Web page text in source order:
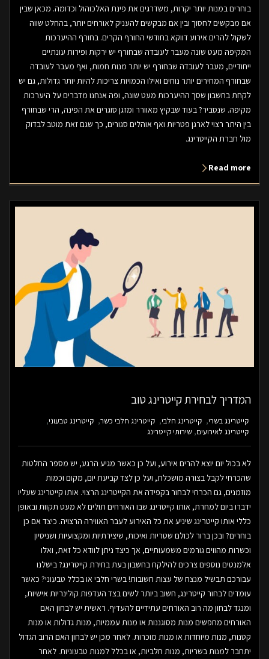
בוחרים במנות יותר יקרות, משדרגים את פינת האלכוהול וכדומה. מכאן שבין
אם מבקשים לחסוך ובין אם מבקשים להעניק לאורחים יותר, בהחלט שווה
לשקול להרים אירוע דווקא בחודשי החורף הקרים. בחורף ההיערכות
המקיפה מעט שונה מעבר לעובדה שבחורף יש ירקות ופירות עונתיים
ייחודיים, מעבר לעובדה שבחורף יש יותר מנות חמות, ואף מעבר לעובדה
שבחורף המחירים יותר נוחים ואילו הכמויות צריכות להיות יותר גדולות, גם יש
לקחת בחשבון שסך ההיערכות מעט שונה, ופה אנחנו מדברים על היערכות
מקיפה. שנסביר? בעוד שבקיץ מאוורר ומזגן סוגרים את הפינה, הרי שבחורף
בין היתר רצוי לארגן פטריות ואף אוהלים סגורים, כך שגם זאת מוטב לבדוק
מול חברת הקייטרינג.
Read more
המדריך לבחירת קייטרינג טוב
קייטרינג בשרי קייטרינג חלבי קייטרינג חלבי כשר
קייטרינג טבעוני
קייטרינג לאירועים שירותי קייטרינג
לא בכול יום יוצא להרים אירוע, ועל כן כאשר מגיע הרגע, יש מספר החלטות
שהכרחי לקבל בצורה מושכלת, ועל כן לצד קביעת יום, מקום וכמות
מוזמנים, גם הכרחי לבחור בקפידה את הקייטרינג הרצוי. אותו קייטרינג שעליו
ידברו ביום למחרת, אותו קייטרינג שבו האורחים תולים לא מעט תקוות ובאופן
כללי אותו קייטרינג שיניע את כל האירוע לעבר האווירה הרצויה. כיצד אם כן
בוחרים? ובכן ברור לכולם שטריות ואיכות, שיצירתיות ומקצועיות ושניסיון
וכשרות מהווים גורמים משמעותיים, אך כיצד ניתן לוודא כל זאת, ואלו
אלמנטים נוספים צרכים להילקח בחשבון בעת בחירת קייטרינג? בישלנו
עבורכם תבשיל מנצח של עצות חשובות! בשרי חלבי או בכלל טבעוני? כאשר
עומדים לבחור קייטרינג, חשוב ביותר לשים בצד העדפות קולינריות אישיות,
ומנגד לבחון מה רוב האורחים עתידיים להעדיף. ראשית יש לבחון האם
האורחים מחפשים מנות מסוגננות או מנות עממיות, מנות גדולות או מנות
קטנות, מנות מיוחדות או מנות מוכרות. לאחר מכן יש לבחון האם הרוב הגדול
יתחבר למנות בשריות, מנות חלביות, או בכלל למנות טבעוניות. לאחר